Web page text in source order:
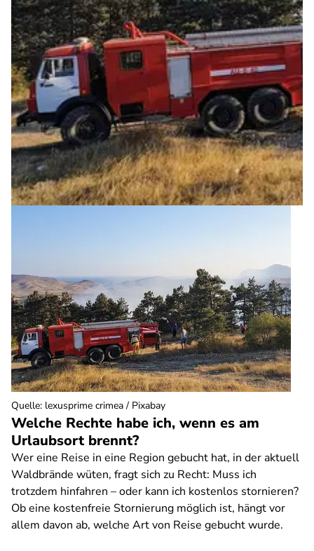
Welche Rechte habe ich, wenn es am
Urlaubsort brennt?
Wer eine Reise in eine Region gebucht hat, in der aktuell
Waldbrände wüten, fragt sich zu Recht: Muss ich
trotzdem hinfahren – oder kann ich kostenlos stornieren?
Ob eine kostenfreie Stornierung möglich ist, hängt vor
allem davon ab, welche Art von Reise gebucht wurde.
Quelle: lexusprime crimea / Pixabay